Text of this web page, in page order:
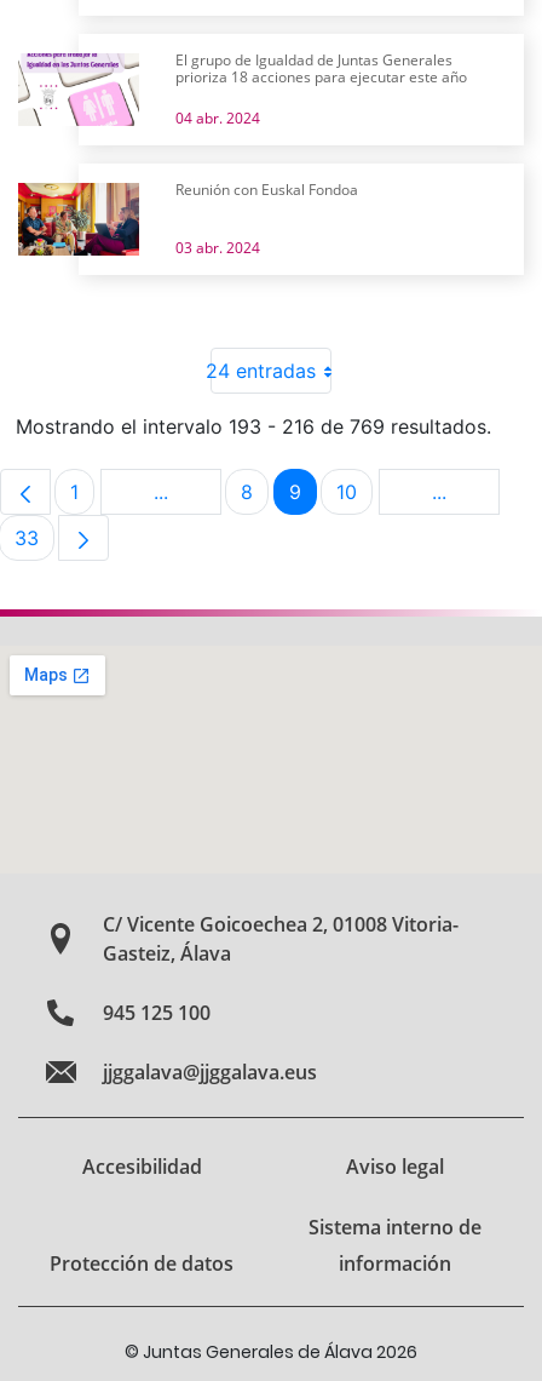
El grupo de Igualdad de Juntas Generales
prioriza 18 acciones para ejecutar este año
04 abr. 2024
Reunión con Euskal Fondoa
03 abr. 2024
24 entradas
Mostrando el intervalo 193 - 216 de 769 resultados.
Página
1 ...Páginas intermedias Use TAB para
Página
8 Página
9 Página
10 ...Páginas
Página
33
C/ Vicente Goicoechea 2, 01008 Vitoria-
Gasteiz, Álava
945 125 100
jjggalava@jjggalava.eus
Accesibilidad Aviso legal
Protección de datos
Sistema interno de
información
© Juntas Generales de Álava 2026